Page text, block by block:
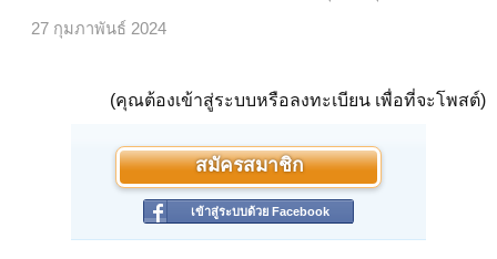
27 กุมภาพันธ์ 2024
(คุณต้องเข้าสู่ระบบหรือลงทะเบียน เพื่อที่จะโพสต์)
สมัครสมาชิก
เข้าสู่ระบบด้วย Facebook